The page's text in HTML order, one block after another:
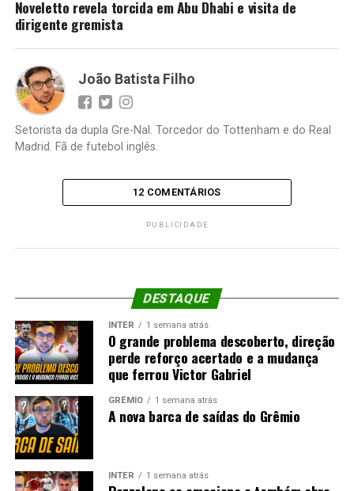
Noveletto revela torcida em Abu Dhabi e visita de
dirigente gremista
João Batista Filho
Setorista da dupla Gre-Nal. Torcedor do Tottenham e do Real
Madrid. Fã de futebol inglês.
12 COMENTÁRIOS
PUBLICIDADE
DESTAQUE
INTER 1 semana atrás
O grande problema descoberto, direção
perde reforço acertado e a mudança
que ferrou Victor Gabriel
GRÊMIO 1 semana atrás
A nova barca de saídas do Grêmio
INTER 1 semana atrás